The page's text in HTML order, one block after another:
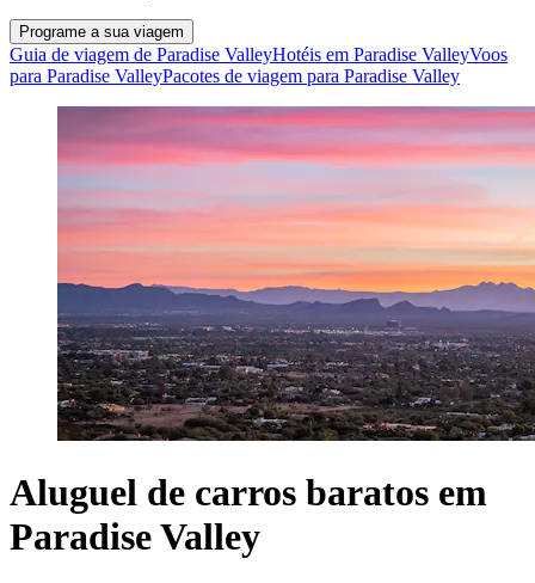
Programe a sua viagem
Guia de viagem de Paradise ValleyHotéis em Paradise ValleyVoos
para Paradise ValleyPacotes de viagem para Paradise Valley
Aluguel de carros baratos em
Paradise Valley